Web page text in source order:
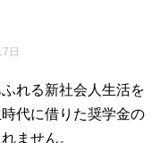
日
れる新社会人生活を
代に借りた奨学金の
ません。